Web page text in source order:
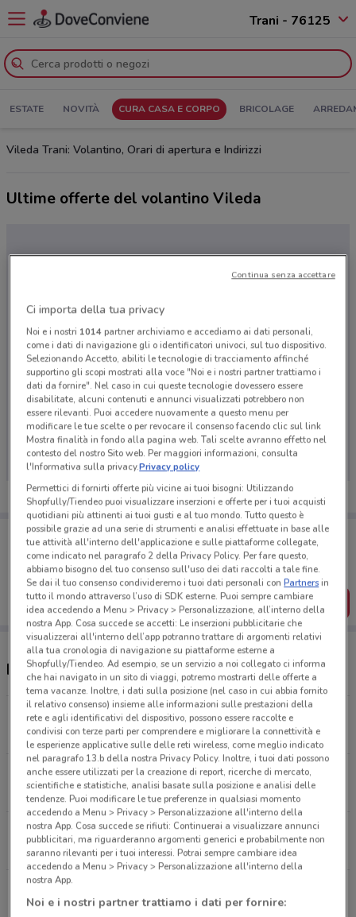
Trani - 76125
ESTATE NOVITÀ CURA CASA E CORPO BRICOLAGE
Vileda Trani: Volantino, Orari di apertura e Indirizzi
Ultime offerte del volantino Vileda
Ci dispiace, al momento non abbiamo pubblicato
volantini nella tua zona. Riprova più tardi.
Porta DoveConviene sempre con te!
Puoi trovare le migliori offerte dei negozi vicino a te,
salvarle e creare la tua lista del risparmio, comodamente
dal tuo cellulare.
SCARICA L’APP
Negozi Vileda a Trani
Corso Vittorio Emanuele 258/260 Trani
361 m
APERTO
Via Falcone, 15 Trani
848 m
APERTO
Via Barletta, 56 Trani
1 km
APERTO
Via Sacerdote Giovanni di Leo, 94 Bisceglie
9.2 km
APERTO
Ci importa della tua privacy
Noi e i nostri 1014partner archiviamo e accediamo ai dati personali,
come i dati di navigazione gli o identificatori univoci, sul tuo dispositivo.
Selezionando Accetto, abiliti le tecnologie di tracciamento affinché
supportino gli scopi mostrati alla voce "Noi e i nostri partner trattiamo i
dati da fornire". Nel caso in cui queste tecnologie dovessero essere
disabilitate, alcuni contenuti e annunci visualizzati potrebbero non
essere rilevanti. Puoi accedere nuovamente a questo menu per
modificare le tue scelte o per revocare il consenso facendo clic sul link
Mostra finalità in fondo alla pagina web. Tali scelte avranno effetto nel
contesto del nostro Sito web. Per maggiori informazioni, consulta
l'Informativa sulla privacy.Privacy policy
Permettici di fornirti offerte più vicine ai tuoi bisogni: Utilizzando
Shopfully/Tiendeo puoi visualizzare inserzioni e offerte per i tuoi acquisti
quotidiani più attinenti ai tuoi gusti e al tuo mondo. Tutto questo è
possibile grazie ad una serie di strumenti e analisi effettuate in base alle
tue attività all'interno dell'applicazione e sulle piattaforme collegate,
come indicato nel paragrafo 2 della Privacy Policy. Per fare questo,
abbiamo bisogno del tuo consenso sull'uso dei dati raccolti a tale fine.
Se dai il tuo consenso condivideremo i tuoi dati personali conPartnersin
tutto il mondo attraverso l’uso di SDK esterne. Puoi sempre cambiare
idea accedendo a Menu > Privacy > Personalizzazione, all’interno della
nostra App. Cosa succede se accetti: Le inserzioni pubblicitarie che
visualizzerai all'interno dell’app potranno trattare di argomenti relativi
alla tua cronologia di navigazione su piattaforme esterne a
Shopfully/Tiendeo. Ad esempio, se un servizio a noi collegato ci informa
che hai navigato in un sito di viaggi, potremo mostrarti delle offerte a
tema vacanze. Inoltre, i dati sulla posizione (nel caso in cui abbia fornito
il relativo consenso) insieme alle informazioni sulle prestazioni della
rete e agli identificativi del dispositivo, possono essere raccolte e
condivisi con terze parti per comprendere e migliorare la connettività e
le esperienze applicative sulle delle reti wireless, come meglio indicato
nel paragrafo 13.b della nostra Privacy Policy. Inoltre, i tuoi dati possono
anche essere utilizzati per la creazione di report, ricerche di mercato,
scientifiche e statistiche, analisi basate sulla posizione e analisi delle
tendenze. Puoi modificare le tue preferenze in qualsiasi momento
accedendo a Menu > Privacy > Personalizzazione all'interno della
nostra App. Cosa succede se rifiuti: Continuerai a visualizzare annunci
pubblicitari, ma riguarderanno argomenti generici e probabilmente non
saranno rilevanti per i tuoi interessi. Potrai sempre cambiare idea
accedendo a Menu > Privacy > Personalizzazione all'interno della
nostra App.
Noi e i nostri partner trattiamo i dati per fornire:
Continua senza accettare